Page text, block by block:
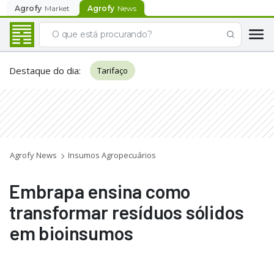
Agrofy Market Agrofy News
Destaque do dia: Tarifaço
Agrofy News Insumos Agropecuários
Embrapa ensina como
transformar resíduos sólidos
em bioinsumos